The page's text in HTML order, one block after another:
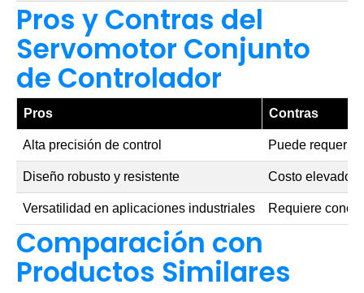
Pros y Contras del
Servomotor Conjunto
de Controlador
Pros Contras
Alta precisión de control Puede requerir
Diseño robusto y resistente Costo elevado
Versatilidad en aplicaciones industriales Requiere
Comparación con
Productos Similares